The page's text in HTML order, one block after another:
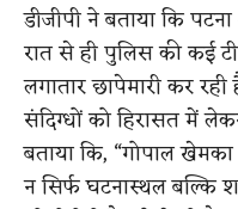
डीजीपी ने बताया कि
रात से ही पुलिस की कई
लगातार छापेमारी कर
संदिग्धों को हिरासत में
बताया कि, “गोपाल
न सिर्फ घटनास्थल बल्कि